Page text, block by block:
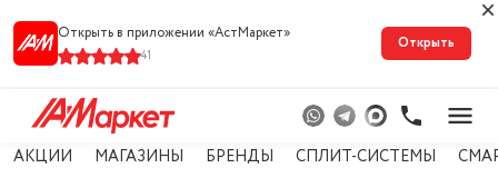
Открыть в приложении «АстМарке‪т‬»
41
Открыть
АКЦИИ МАГАЗИНЫ БРЕНДЫ СПЛИТ-СИСТЕМЫ